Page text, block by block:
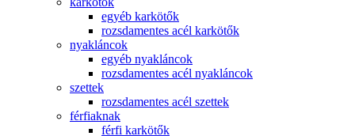
egyéb karkötők
rozsdamentes acél karkötők
nyakláncok
egyéb nyakláncok
rozsdamentes acél nyakláncok
szettek
rozsdamentes acél szettek
férfiaknak
férfi karkötők